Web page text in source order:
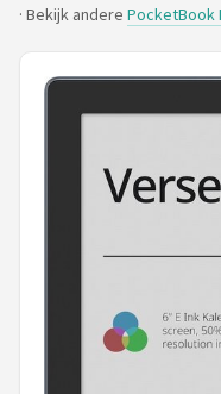
Blog
Auteurs
BROTECT
· Bekijk andere PocketBook